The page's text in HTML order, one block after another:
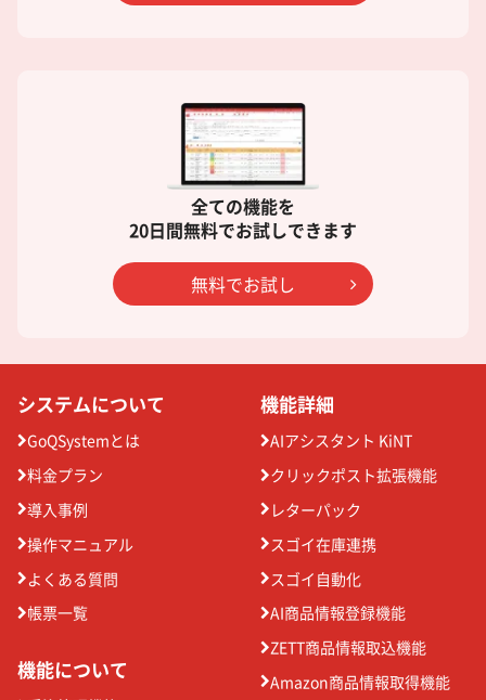
全ての機能を
20日間無料でお試しできます
無料でお試し
システムについて
GoQSystemとは
料金プラン
導入事例
操作マニュアル
よくある質問
帳票一覧
機能について
機能詳細
AIアシスタント KiNT
クリックポスト拡張機能
レターパック
スゴイ在庫連携
スゴイ自動化
AI商品情報登録機能
ZETT商品情報取込機能
Amazon商品情報取得機能